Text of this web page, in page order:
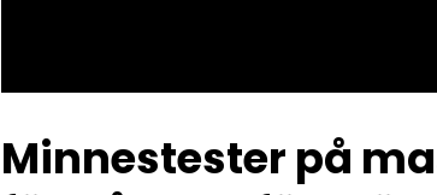
Minnestester på